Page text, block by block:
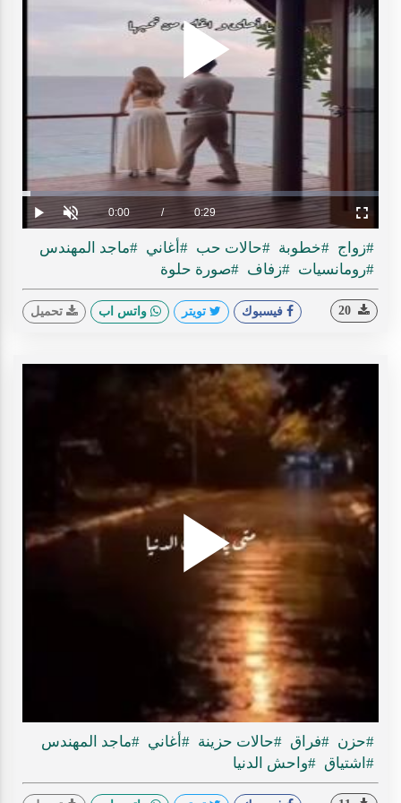
Play
Play Unmute Current
Time
0:00 / Duration
0:29
Loaded:
0%
Progress:
0%
Fullscreen
#زواج #خطوبة #حالات حب #أغاني #ماجد المهندس
#رومانسيات #زفاف #صورة حلوة
فيسبوك تويتر واتس اب تحميل
Play
#حزن #فراق #حالات حزينة #أغاني #ماجد المهندس
#اشتياق #واحش الدنيا